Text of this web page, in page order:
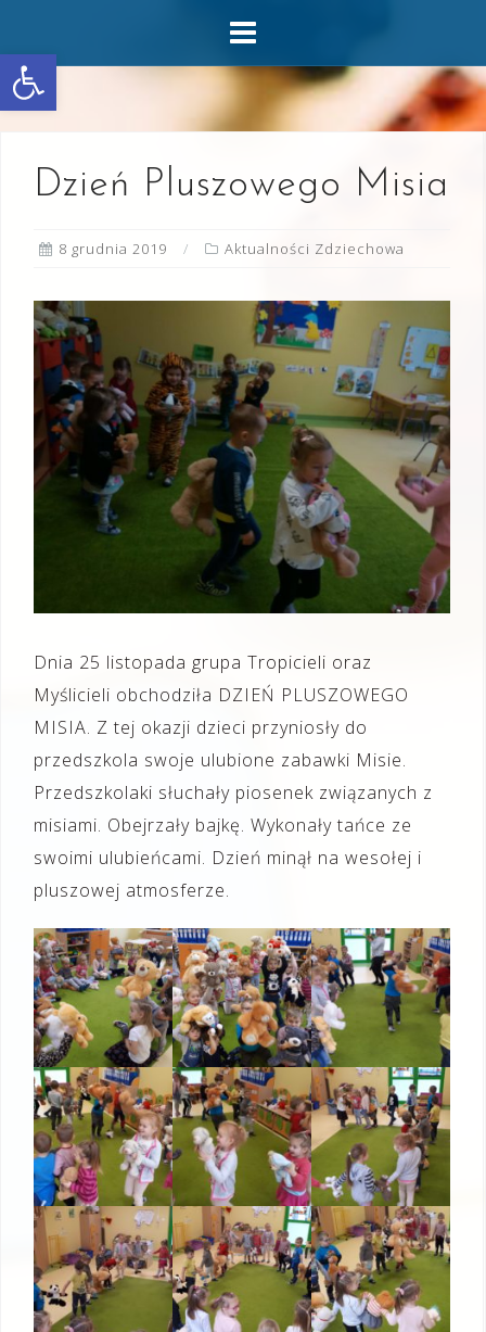
Otwórz pasek narzędzi
content
Dzień Pluszowego Misia
8 grudnia 2019 Aktualności Zdziechowa
Dnia 25 listopada grupa Tropicieli oraz
Myślicieli obchodziła DZIEŃ PLUSZOWEGO
MISIA. Z tej okazji dzieci przyniosły do
przedszkola swoje ulubione zabawki Misie.
Przedszkolaki słuchały piosenek związanych z
misiami. Obejrzały bajkę. Wykonały tańce ze
swoimi ulubieńcami. Dzień minął na wesołej i
pluszowej atmosferze.